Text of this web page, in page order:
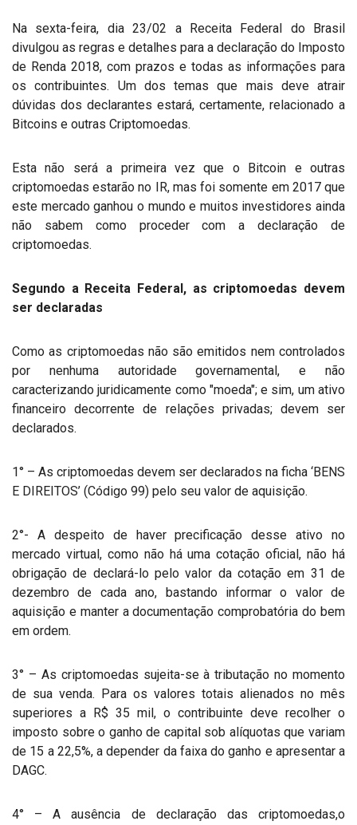
Na sexta-feira, dia 23/02 a Receita Federal do Brasil
divulgou as regras e detalhes para a declaração do Imposto
de Renda 2018, com prazos e todas as informações para
os contribuintes. Um dos temas que mais deve atrair
dúvidas dos declarantes estará, certamente, relacionado a
Bitcoins e outras Criptomoedas.
Esta não será a primeira vez que o Bitcoin e outras
criptomoedas estarão no IR, mas foi somente em 2017 que
este mercado ganhou o mundo e muitos investidores ainda
não sabem como proceder com a declaração de
criptomoedas.
Segundo a Receita Federal, as criptomoedas devem
ser declaradas
Como as criptomoedas não são emitidos nem controlados
por nenhuma autoridade governamental, e não
caracterizando juridicamente como "moeda"; e sim, um ativo
financeiro decorrente de relações privadas; devem ser
declarados.
1° – As criptomoedas devem ser declarados na ficha ‘BENS
E DIREITOS’ (Código 99) pelo seu valor de aquisição.
2°- A despeito de haver precificação desse ativo no
mercado virtual, como não há uma cotação oficial, não há
obrigação de declará-lo pelo valor da cotação em 31 de
dezembro de cada ano, bastando informar o valor de
aquisição e manter a documentação comprobatória do bem
em ordem.
3° – As criptomoedas sujeita-se à tributação no momento
de sua venda. Para os valores totais alienados no mês
superiores a R$ 35 mil, o contribuinte deve recolher o
imposto sobre o ganho de capital sob alíquotas que variam
de 15 a 22,5%, a depender da faixa do ganho e apresentar a
DAGC.
4° – A ausência de declaração das criptomoedas,o